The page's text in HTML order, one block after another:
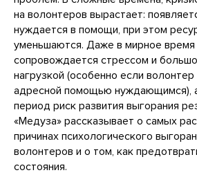
на волонтеров вырастает:
нуждается в помощи, при этом
уменьшаются. Даже в мирное время
сопровождается стрессом и
нагрузкой (особенно если волонтер
адресной помощью нуждающимся),
период риск развития выгорания
«Медуза» рассказывает о самых
причинах психологического
волонтеров и о том, как
состояния.